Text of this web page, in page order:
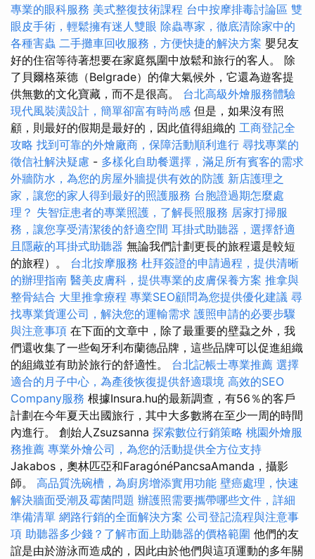
專業的眼科服務 美式整復技術課程 台中按摩排毒討論區 雙
眼皮手術，輕鬆擁有迷人雙眼 除蟲專家，徹底清除家中的
各種害蟲 二手攤車回收服務，方便快捷的解決方案 嬰兒友
好的住宿等待著想要在家庭氛圍中放鬆和旅行的客人。 除
了貝爾格萊德（Belgrade）的偉大氣候外，它還為遊客提
供無數的文化寶藏，而不是很高。 台北高級外燴服務體驗
現代風裝潢設計，簡單卻富有時尚感 但是，如果沒有照
顧，則最好的假期是最好的，因此值得組織的 工商登記全
攻略 找到可靠的外燴廠商，保障活動順利進行 尋找專業的
徵信社解決疑慮 - 多樣化自助餐選擇，滿足所有賓客的需求
外牆防水，為您的房屋外牆提供有效的防護 新店護理之
家，讓您的家人得到最好的照護服務 台胞證過期怎麼處
理？ 失智症患者的專業照護，了解長照服務 居家打掃服
務，讓您享受清潔後的舒適空間 耳掛式助聽器，選擇舒適
且隱蔽的耳掛式助聽器 無論我們計劃更長的旅程還是較短
的旅程）。 台北按摩服務 杜拜簽證的申請過程，提供清晰
的辦理指南 醫美皮膚科，提供專業的皮膚保養方案 推拿與
整骨結合 大里推拿療程 專業SEO顧問為您提供優化建議 尋
找專業貨運公司，解決您的運輸需求 護照申請的必要步驟
與注意事項 在下面的文章中，除了最重要的壁蝨之外，我
們還收集了一些匈牙利布蘭德品牌，這些品牌可以促進組織
的組織並有助於旅行的舒適性。 台北記帳士專業推薦 選擇
適合的月子中心，為產後恢復提供舒適環境 高效的SEO
Company服務 根據Insura.hu的最新調查，有56％的客戶
計劃在今年夏天出國旅行，其中大多數將在至少一周的時間
內進行。 創始人Zsuzsanna 探索數位行銷策略 桃園外燴服
務推薦 專業外燴公司，為您的活動提供全方位支持
Jakabos，奧林匹亞和FaragónéPancsaAmanda，攝影
師。 高品質洗碗槽，為廚房增添實用功能 壁癌處理，快速
解決牆面受潮及霉菌問題 辦護照需要攜帶哪些文件，詳細
準備清單 網路行銷的全面解決方案 公司登記流程與注意事
項 助聽器多少錢？了解市面上助聽器的價格範圍 他們的友
誼是由於游泳而造成的，因此由於他們與這項運動的多年關